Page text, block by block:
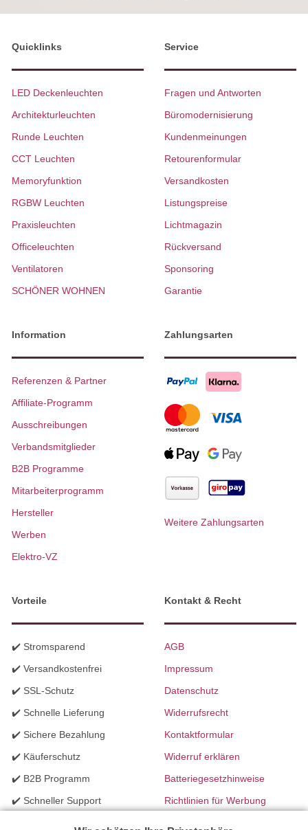
Quicklinks
LED Deckenleuchten
Architekturleuchten
Runde Leuchten
CCT Leuchten
Memoryfunktion
RGBW Leuchten
Praxisleuchten
Officeleuchten
Ventilatoren
SCHÖNER WOHNEN
Service
Fragen und Antworten
Büromodernisierung
Kundenmeinungen
Retourenformular
Versandkosten
Listungspreise
Lichtmagazin
Rückversand
Sponsoring
Garantie
Information
Referenzen & Partner
Affiliate-Programm
Ausschreibungen
Verbandsmitglieder
B2B Programme
Mitarbeiterprogramm
Hersteller
Werben
Elektro-VZ
Zahlungsarten
Weitere Zahlungsarten
Vorteile
✔️ Stromsparend
✔️ Versandkostenfrei
✔️ SSL-Schutz
✔️ Schnelle Lieferung
✔️ Sichere Bezahlung
✔️ Käuferschutz
✔️ B2B Programm
✔️ Schneller Support
Kontakt & Recht
AGB
Impressum
Datenschutz
Widerrufsrecht
Kontaktformular
Widerruf erklären
Batteriegesetzhinweise
Richtlinien für Werbung